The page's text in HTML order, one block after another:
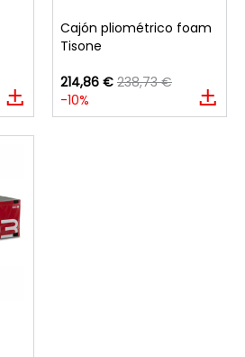
Cajón pliométrico foam
Tisone
214,86 € 238,73 €
-10%